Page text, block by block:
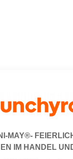
MAY®-
IM HANDEL